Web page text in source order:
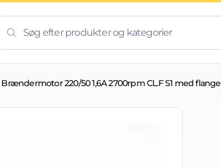
Brændermotor 220/50 1,6A 2700rpm CL.F S1 med flange